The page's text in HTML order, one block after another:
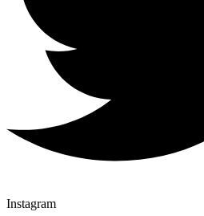
Instagram